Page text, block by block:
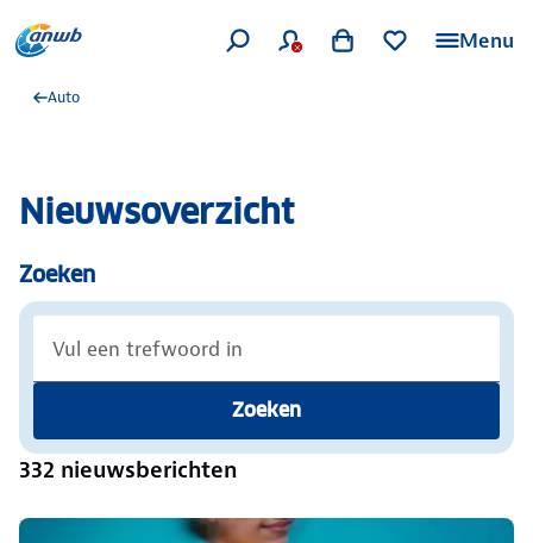
Menu
Auto
Nieuwsoverzicht
Zoeken
Zoeken
332 nieuwsberichten